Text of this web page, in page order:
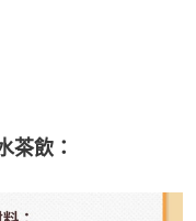
茶飲：